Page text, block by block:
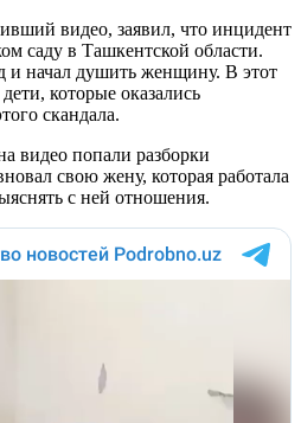
видео, заявил, что инцидент
саду в Ташкентской области.
и начал душить женщину. В этот
которые оказались
скандала.
видео попали разборки
свою жену, которая работала
с ней отношения.